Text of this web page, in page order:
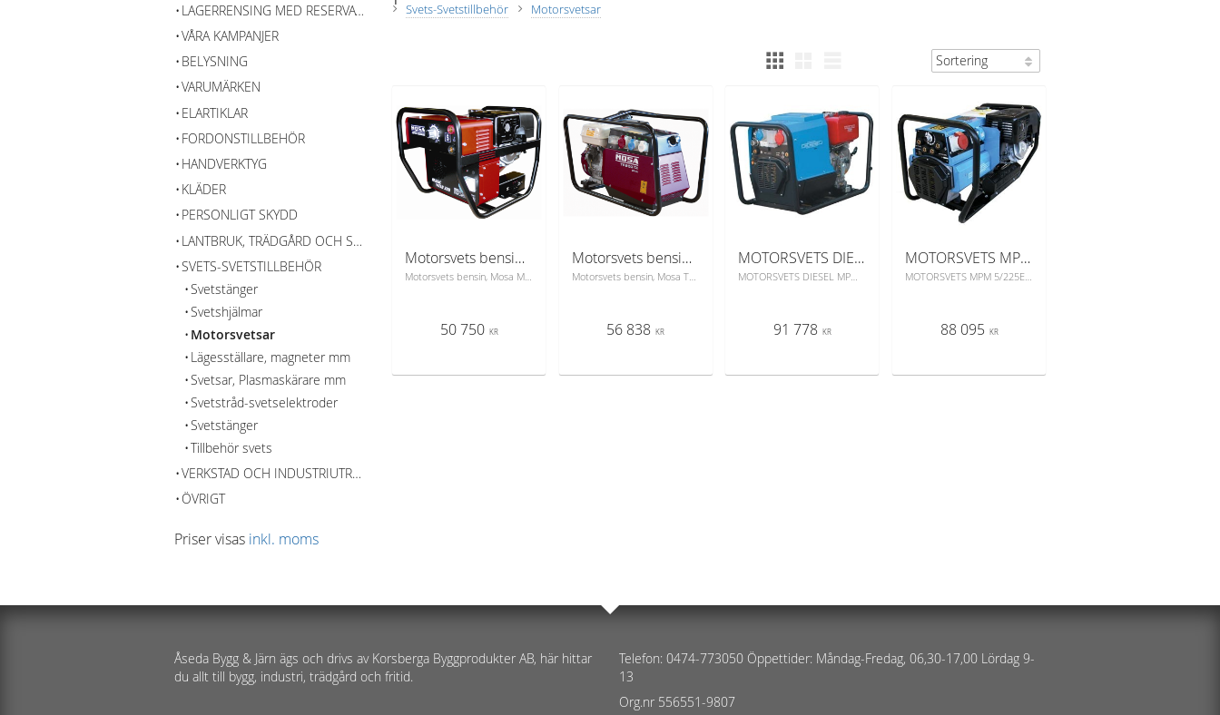
Svets-Svetstillbehör Motorsvetsar
Motorsvets bensin, Mosa Magic weld 200
50 750 KR
Motorsvets bensin, Mosa TS200BS/CF
Motorsvets bensin, Mosa TS200BS/CF
56 838 KR
MOTORSVETS DIESEL MPM 5/180
91 778 KR
MOTORSVETS MPM 5/225EB52
88 095 KR
LAGERRENSING MED RESERVATION FÖR SLUTFÖRSÄLJNING
VÅRA KAMPANJER
BELYSNING
VARUMÄRKEN
ELARTIKLAR
FORDONSTILLBEHÖR
HANDVERKTYG
KLÄDER
PERSONLIGT SKYDD
LANTBRUK, TRÄDGÅRD OCH SKOG
SVETS-SVETSTILLBEHÖR
Svetstänger
Svetshjälmar
Motorsvetsar
Lägesställare, magneter mm
Svetsar, Plasmaskärare mm
Svetstråd-svetselektroder
Svetstänger
Tillbehör svets
VERKSTAD OCH INDUSTRIUTRUSTNING
ÖVRIGT
Priser visas inkl. moms
Åseda Bygg & Järn ägs och drivs av Korsberga Byggprodukter AB, här hittar
du allt till bygg, industri, trädgård och fritid.
Telefon: 0474-773050 Öppettider: Måndag-Fredag, 06,30-17,00 Lördag 9-
13
Org.nr 556551-9807